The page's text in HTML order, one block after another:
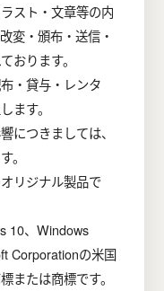
スト・文章等の内
変・頒布・送信・
おります。
・貸与・レンタ
ます。
につきましては、
。
リジナル製品で
10、Windows
Corporationの米国
または商標です。